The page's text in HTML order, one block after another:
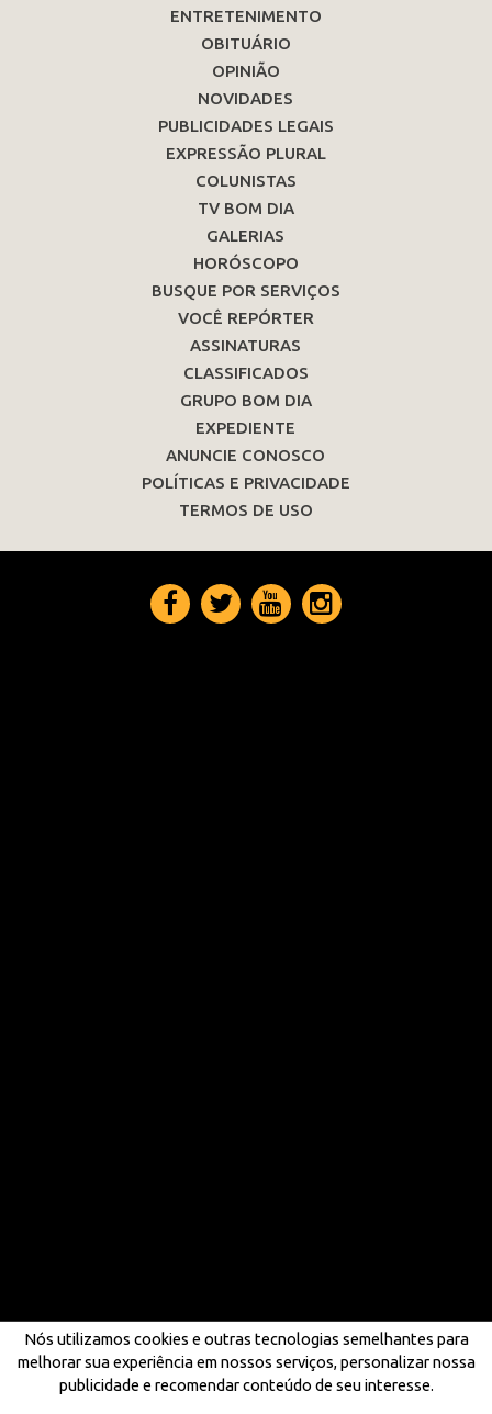
ENTRETENIMENTO
OBITUÁRIO
OPINIÃO
NOVIDADES
PUBLICIDADES LEGAIS
EXPRESSÃO PLURAL
COLUNISTAS
TV BOM DIA
GALERIAS
HORÓSCOPO
BUSQUE POR SERVIÇOS
VOCÊ REPÓRTER
ASSINATURAS
CLASSIFICADOS
GRUPO BOM DIA
EXPEDIENTE
ANUNCIE CONOSCO
POLÍTICAS E PRIVACIDADE
TERMOS DE USO
Nós utilizamos cookies e outras tecnologias semelhantes para
melhorar sua experiência em nossos serviços, personalizar nossa
publicidade e recomendar conteúdo de seu interesse.